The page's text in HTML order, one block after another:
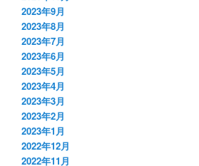
2023年9月
2023年8月
2023年7月
2023年6月
2023年5月
2023年4月
2023年3月
2023年2月
2023年1月
2022年12月
2022年11月